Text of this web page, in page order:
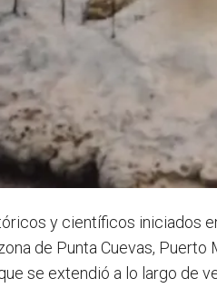
y científicos iniciados
de Punta Cuevas,
se extendió a lo largo de